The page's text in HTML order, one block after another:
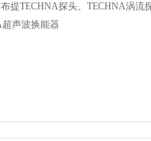
提TECHNA探头、TECHNA涡流
声波换能器